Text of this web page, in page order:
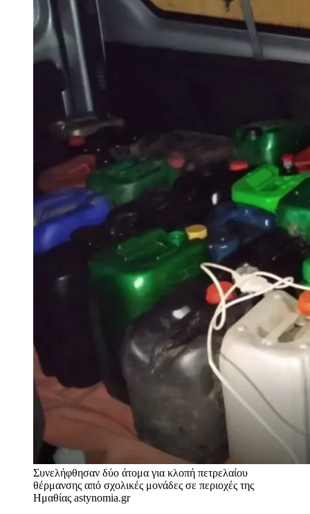
Συνελήφθησαν δύο άτομα για κλοπή πετρελαίου
θέρμανσης από σχολικές μονάδες σε περιοχές της
Ημαθίας astynomia.gr